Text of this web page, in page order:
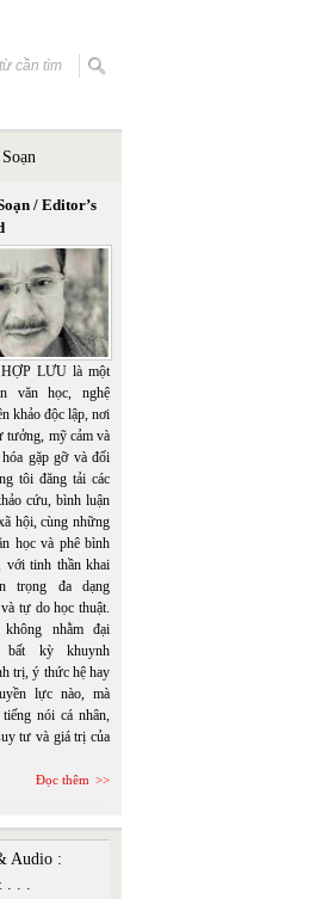
/ Editor’s
LƯU là một
văn học, nghệ
khảo độc lập, nơi
tưởng, mỹ cảm và
gặp gỡ và đối
tôi đăng tải các
cứu, bình luận
hội, cùng những
học và phê bình
với tinh thần khai
trọng đa dạng
tự do học thuật.
nhằm đại
bất kỳ khuynh
trị, ý thức hệ hay
lực nào, mà
nói cá nhân,
tư và giá trị của
Đọc thêm
Audio :
. . .